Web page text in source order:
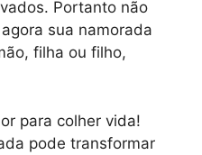
Portanto não
sua namorada
filha ou filho,
para colher vida!
pode transformar